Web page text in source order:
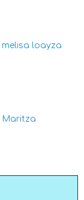
melisa loayza
Maritza